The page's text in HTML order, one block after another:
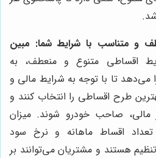
و متناسب با شرایط شما: مبین
اقساطی متنوع و منعطف، به
می‌دهد تا با توجه به شرایط مالی و
طرح اقساطی را انتخاب کنند و
مالی، صاحب خودرو شوند. میزان
تعداد اقساط ماهانه و نرخ سود
هستند و مشتریان می‌توانند بر